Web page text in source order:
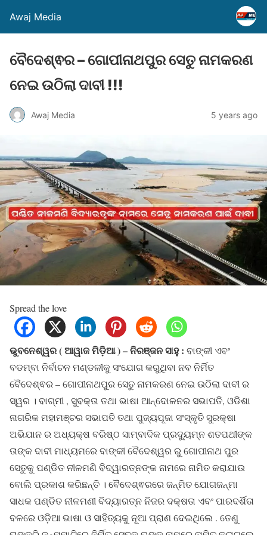
Awaj Media
ବୈଦେଶ୍ଵର – ଗୋପୀନାଥପୁର ସେତୁ ନାମକରଣ
ନେଇ ଉଠିଲା ଦାବୀ !!!
Awaj Media 5 years ago
Spread the love
ଭୁବନେଶ୍ୱର ( ଆୱାଜ ମିଡ଼ିଆ ) – ନିରଞ୍ଜନ ସାହୁ : ବାଙ୍କୀ ଏବଂ
ବଡମ୍ବା ନିର୍ବାଚନ ମଣ୍ଡଳୀକୁ ସଂଯୋଗ କରୁଥିବା ନବ ନିର୍ମିତ
ବୈଦେଶ୍ଵର – ଗୋପୀନାଥପୁର ସେତୁ ନାମକରଣ ନେଇ ଉଠିଲା ଦାବୀ ର
ସ୍ୱର । ବାଗ୍ମୀ , ସୁବକ୍ତା ତଥା ଭାଷା ଆନ୍ଦୋଳନର ସଭାପତି, ଓଡିଶା
ନାଗରିକ ମହାମଞ୍ଚର ସଭାପତି ତଥା ପୁଜ୍ୟପୂଜା ସଂସ୍କୃତି ସୁରକ୍ଷା
ଅଭିଯାନ ର ଅଧ୍ୟକ୍ଷ ବରିଷ୍ଠ ସାମ୍ବାଦିକ ପ୍ରଦ୍ୟୁମ୍ନ ଶତପଥୀଙ୍କ
ତାଙ୍କ ଦାବୀ ମାଧ୍ୟମରେ ବାଙ୍କୀ ବୈଦେଶ୍ୱର ରୁ ଗୋପୀନାଥ ପୁର
ସେତୁକୁ ପଣ୍ଡିତ ନୀଳମଣି ବିଦ୍ୱାରତ୍ନଙ୍କ ନାମରେ ନାମିତ କରାଯାଉ
ବୋଲି ପ୍ରକାଶ କରିଛନ୍ତି । ବୈଦେଶ୍ଵରରେ ଜନ୍ମିତ ଯୋଗଜନ୍ମା
ସାଧକ ପଣ୍ଡିତ ନୀଳମଣୀ ବିଦ୍ୟାରତ୍ନ ନିଜର ଦକ୍ଷତା ଏବଂ ପାରଦର୍ଶିତା
ବଳରେ ଓଡ଼ିଆ ଭାଷା ଓ ସାହିତ୍ୟକୁ ନୂଆ ପ୍ରାଣ ଦେଇଥିଲେ . ତେଣୁ